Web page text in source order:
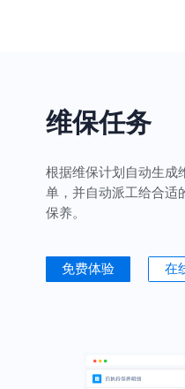
维保任务
根据维保计划自动生成
单，并自动派工给合适
保养。
免费体验 在